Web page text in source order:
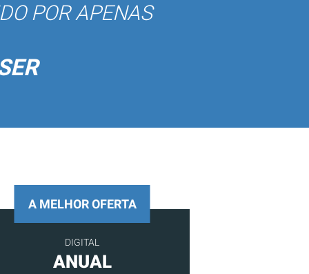
POR APENAS
A MELHOR OFERTA
DIGITAL
ANUAL